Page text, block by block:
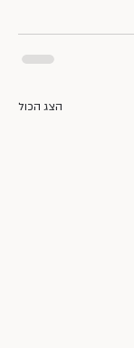
הצג הכול